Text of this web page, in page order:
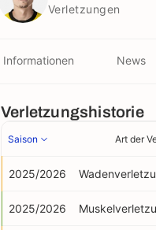
Verletzungen
Informationen News
Verletzungshistorie
Saison Art der
2025/2026
2025/2026